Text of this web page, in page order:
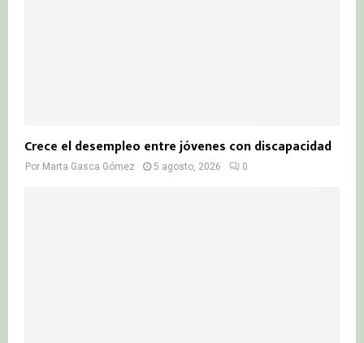
Crece el desempleo entre jóvenes con discapacidad
Por Marta Gasca Gómez 5 agosto, 2026 0